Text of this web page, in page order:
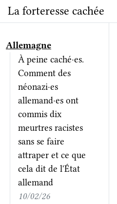
La forteresse cachée
Allemagne
À peine caché·es.
Comment des
néonazi·es
allemand·es ont
commis dix
meurtres racistes
sans se faire
attraper et ce que
cela dit de l'État
allemand
10/02/26